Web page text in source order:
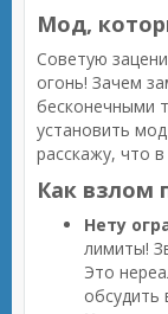
Мод,
Советую
огонь! Зачем
бесконечными
установить
расскажу, что
Как взлом
Нету
лимиты!
Это